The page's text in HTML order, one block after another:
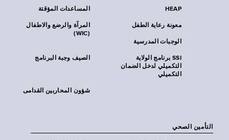
المساعدات المؤقتة HEAP
المرآة والرضع والاطفال
(WIC)
معونة رعاية الطفل
الوجبات المدرسية
الصيف وجبة البرنامج
SSI برنامج الولاية
التكميلي لدخل الضمان
التكميلي
شؤون المحاربين القدامى
التأمين الصحي